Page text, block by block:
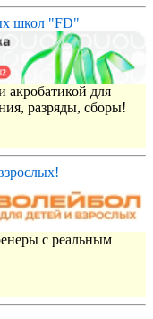
школ "FD"
акробатикой для
разряды, сборы!
с реальным